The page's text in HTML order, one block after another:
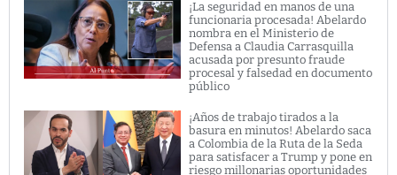
¡La seguridad en manos de una
funcionaria procesada! Abelardo
nombra en el Ministerio de
Defensa a Claudia Carrasquilla
acusada por presunto fraude
procesal y falsedad en documento
público
¡Años de trabajo tirados a la
basura en minutos! Abelardo saca
a Colombia de la Ruta de la Seda
para satisfacer a Trump y pone en
riesgo millonarias oportunidades